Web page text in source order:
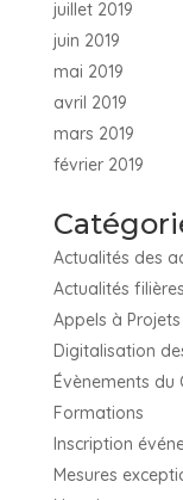
juillet 2019
juin 2019
mai 2019
avril 2019
mars 2019
février 2019
Actualités des
Actualités filières
Appels à Projets
Digitalisation
Évènements du
Formations
Inscription
Mesures